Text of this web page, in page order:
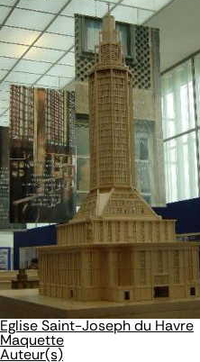
Eglise Saint-Joseph du Havre
Maquette
Auteur(s)